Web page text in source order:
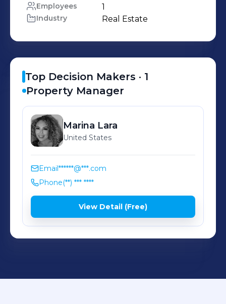
Employees 1
Industry Real Estate
Top Decision Makers · 1
Property Manager
Marina Lara
United States
Email******@***.com
Phone(**) *** ****
View Detail (Free)